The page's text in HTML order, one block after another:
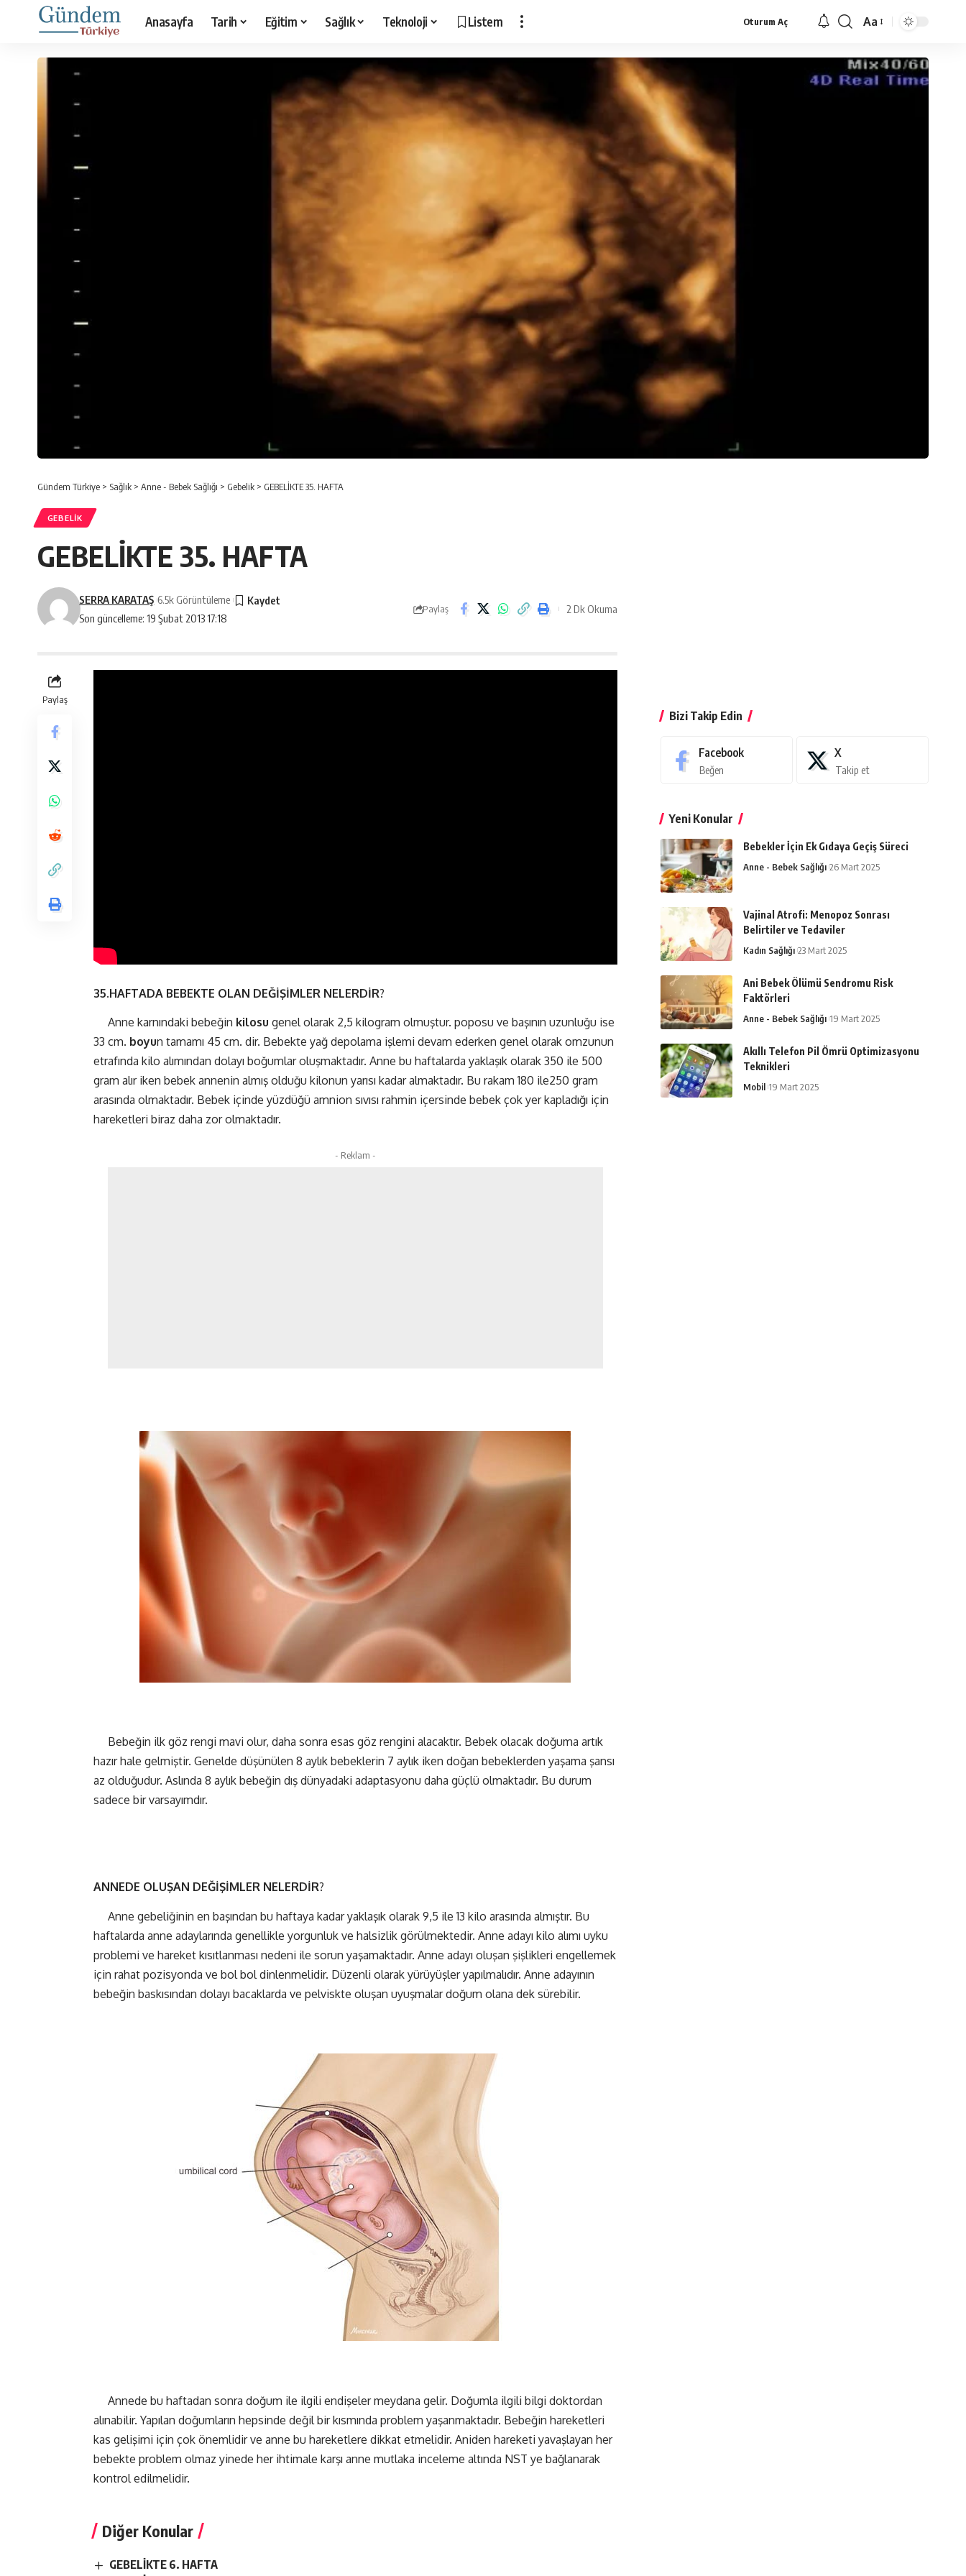
Anasayfa Tarih Eğitim Sağlık Teknoloji Listem Oturum Aç Aa
Gündem Türkiye > Sağlık > Anne - Bebek Sağlığı > Gebelik > GEBELİKTE 35. HAFTA
GEBELIK
GEBELİKTE 35. HAFTA
Son güncelleme: 19 Şubat 2013 17:18
SERRA KARATAŞ 6.5k Görüntüleme
Paylaş 2 Dk Okuma
Paylaş
35.HAFTADA BEBEKTE OLAN DEĞİŞİMLER NELERDİR?
Anne karnındaki bebeğin kilosu genel olarak 2,5 kilogram olmuştur. poposu ve başının uzunluğu ise
33 cm. boyun tamamı 45 cm. dir. Bebekte yağ depolama işlemi devam ederken genel olarak omzunun
etrafında kilo alımından dolayı boğumlar oluşmaktadır. Anne bu haftalarda yaklaşık olarak 350 ile 500
gram alır iken bebek annenin almış olduğu kilonun yarısı kadar almaktadır. Bu rakam 180 ile250 gram
arasında olmaktadır. Bebek içinde yüzdüğü amnion sıvısı rahmin içersinde bebek çok yer kapladığı için
hareketleri biraz daha zor olmaktadır.
- Reklam -
Bebeğin ilk göz rengi mavi olur, daha sonra esas göz rengini alacaktır. Bebek olacak doğuma artık
hazır hale gelmiştir. Genelde düşünülen 8 aylık bebeklerin 7 aylık iken doğan bebeklerden yaşama şansı
az olduğudur. Aslında 8 aylık bebeğin dış dünyadaki adaptasyonu daha güçlü olmaktadır. Bu durum
sadece bir varsayımdır.
ANNEDE OLUŞAN DEĞİŞİMLER NELERDİR?
Anne gebeliğinin en başından bu haftaya kadar yaklaşık olarak 9,5 ile 13 kilo arasında almıştır. Bu
haftalarda anne adaylarında genellikle yorgunluk ve halsizlik görülmektedir. Anne adayı kilo alımı uyku
problemi ve hareket kısıtlanması nedeni ile sorun yaşamaktadır. Anne adayı oluşan şişlikleri engellemek
için rahat pozisyonda ve bol bol dinlenmelidir. Düzenli olarak yürüyüşler yapılmalıdır. Anne adayının
bebeğin baskısından dolayı bacaklarda ve pelviskte oluşan uyuşmalar doğum olana dek sürebilir.
Annede bu haftadan sonra doğum ile ilgili endişeler meydana gelir. Doğumla ilgili bilgi doktordan
alınabilir. Yapılan doğumların hepsinde değil bir kısmında problem yaşanmaktadır. Bebeğin hareketleri
kas gelişimi için çok önemlidir ve anne bu hareketlere dikkat etmelidir. Aniden hareketi yavaşlayan her
bebekte problem olmaz yinede her ihtimale karşı anne mutlaka inceleme altında NST ye bağlanarak
kontrol edilmelidir.
Diğer Konular
GEBELİKTE 6. HAFTA
Bizi Takip Edin
Facebook
Beğen
X
Takip et
Yeni Konular
Bebekler İçin Ek Gıdaya Geçiş Süreci
Anne - Bebek Sağlığı 26 Mart 2025
Vajinal Atrofi: Menopoz Sonrası
Belirtiler ve Tedaviler
Kadın Sağlığı 23 Mart 2025
Ani Bebek Ölümü Sendromu Risk
Faktörleri
Anne - Bebek Sağlığı 19 Mart 2025
Akıllı Telefon Pil Ömrü Optimizasyonu
Teknikleri
Mobil 19 Mart 2025